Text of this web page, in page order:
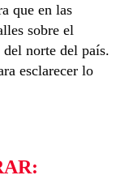
que en las
sobre el
del norte del país.
esclarecer lo